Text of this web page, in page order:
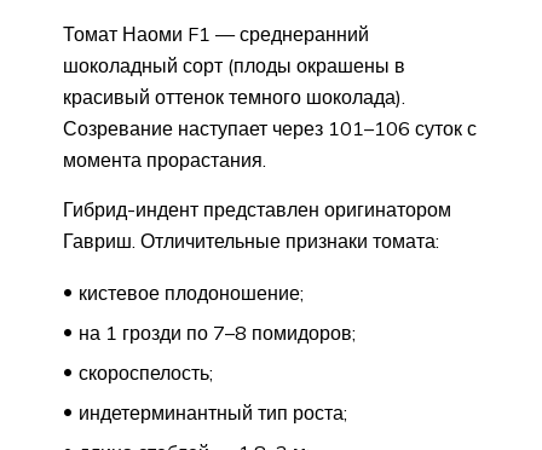
Томат Наоми F1 — среднеранний
шоколадный сорт (плоды окрашены в
красивый оттенок темного шоколада).
Созревание наступает через 101–106 суток с
момента прорастания.
Гибрид-индент представлен оригинатором
Гавриш. Отличительные признаки томата:
кистевое плодоношение;
на 1 грозди по 7–8 помидоров;
скороспелость;
индетерминантный тип роста;